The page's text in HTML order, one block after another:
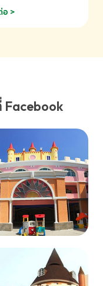
อ >
Facebook